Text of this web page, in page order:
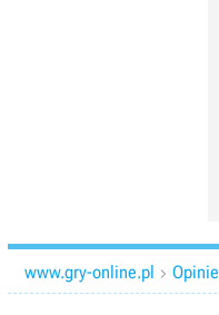
www.gry-online.pl  Opinie